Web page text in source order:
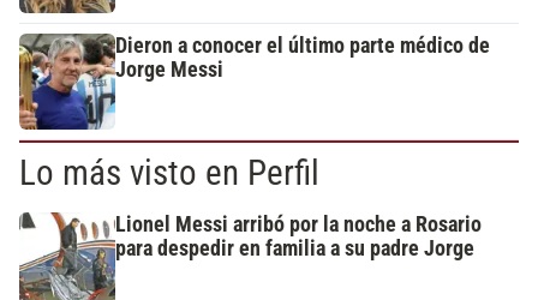
Dieron a conocer el último parte médico de
Jorge Messi
Lo más visto en Perfil
Lionel Messi arribó por la noche a Rosario
para despedir en familia a su padre Jorge